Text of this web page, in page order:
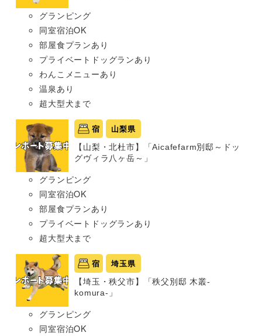
グランピング
同室宿泊OK
部屋食プランあり
プライベートドッグランあり
わんこメニューあり
温泉あり
超大型犬まで
宿 山梨県
【山梨・北杜市】「Aicafefarm別邸～ドッ
グヴィラ八ヶ岳～」
グランピング
同室宿泊OK
部屋食プランあり
プライベートドッグランあり
超大型犬まで
宿 埼玉県
【埼玉・秩父市】「秩父別邸 木叢-
komura-」
グランピング
同室宿泊OK